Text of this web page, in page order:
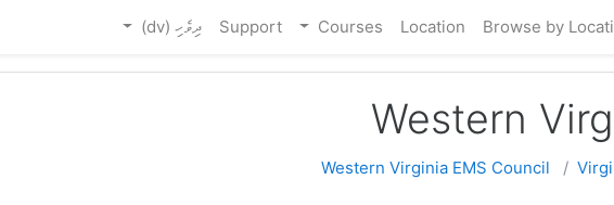
Browse by
Location
Courses
Support ދިވެހި ‎(dv)‎
Western
Western Virginia EMS Council